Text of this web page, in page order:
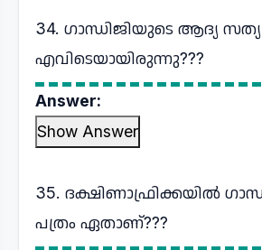
34. ഗാന്ധിജിയുടെ ആദ്യ
എവിടെയായിരുന്നു???
Answer:
Show Answer
35. ദക്ഷിണാഫ്രിക്കയിൽ
പത്രം ഏതാണ്???